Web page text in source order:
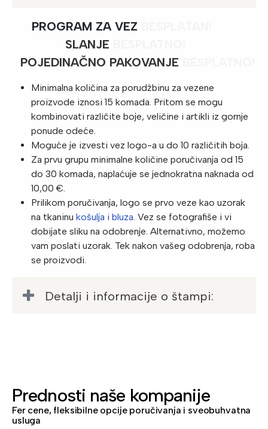
PROGRAM ZA VEZ
SLANJE
POJEDINAČNO PAKOVANJE
Minimalna količina za porudžbinu za vezene
proizvode iznosi 15 komada. Pritom se mogu
kombinovati različite boje, veličine i artikli iz gornje
ponude odeće.
Moguće je izvesti vez logo-a u do 10 različitih boja.
Za prvu grupu minimalne količine poručivanja od 15
do 30 komada, naplaćuje se jednokratna naknada od
10,00 €.
Prilikom poručivanja, logo se prvo veze kao uzorak
na tkaninu košulja i bluza. Vez se fotografiše i vi
dobijate sliku na odobrenje. Alternativno, možemo
vam poslati uzorak. Tek nakon vašeg odobrenja, roba
se proizvodi.
Detalji i informacije o štampi:
Prednosti naše kompanije
Fer cene, fleksibilne opcije poručivanja i sveobuhvatna
usluga